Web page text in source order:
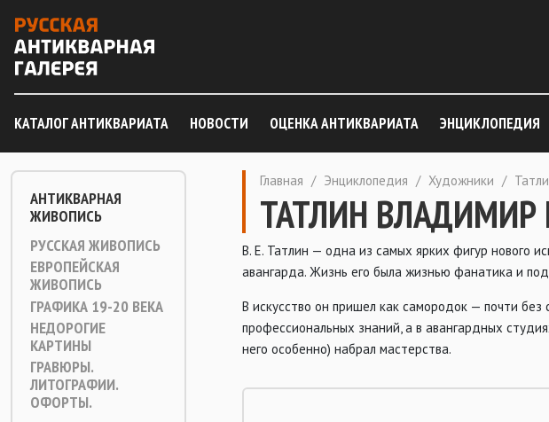
КАТАЛОГ АНТИКВАРИАТА НОВОСТИ ОЦЕНКА АНТИКВАРИАТА ЭНЦИКЛОПЕДИЯ
АНТИКВАРНАЯ
ЖИВОПИСЬ
РУССКАЯ ЖИВОПИСЬ
ЕВРОПЕЙСКАЯ
ЖИВОПИСЬ
ГРАФИКА 19-20 ВЕКА
НЕДОРОГИЕ
КАРТИНЫ
ГРАВЮРЫ.
ЛИТОГРАФИИ.
ОФОРТЫ.
Главная / Энциклопедия / Художники /
ТАТЛИН ВЛАДИМИР
В. Е. Татлин — одна из самых ярких фигур нового
авангарда. Жизнь его была жизнью фанатика и
В искусство он пришел как самородок — почти
профессиональных знаний, а в авангардных
него особенно) набрал мастерства.